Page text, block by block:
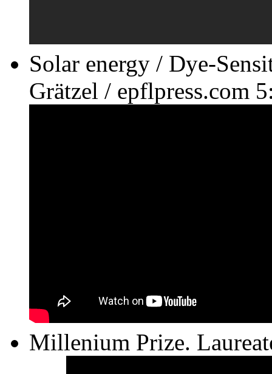
Solar energy / Dye-
Grätzel / epflpress.com
Millenium Prize.